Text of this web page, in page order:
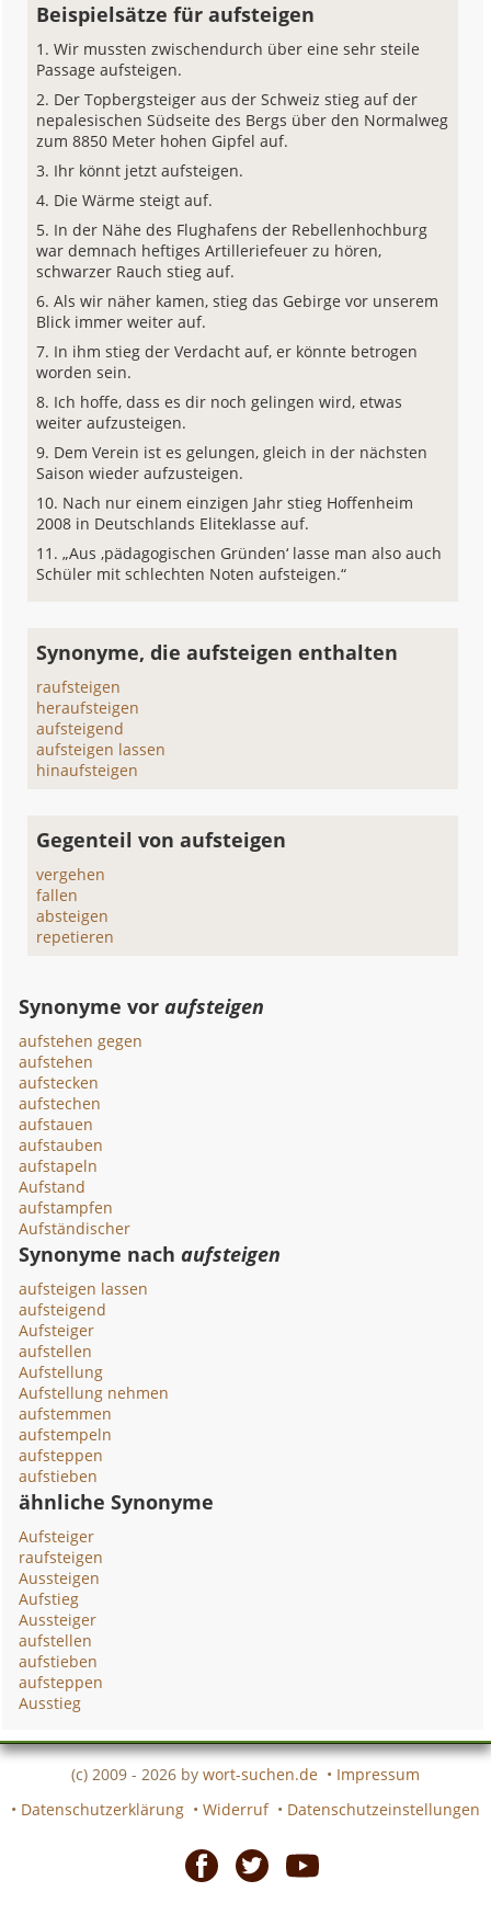
Beispielsätze für aufsteigen
Wir mussten zwischendurch über eine sehr steile
Passage aufsteigen.
Der Topbergsteiger aus der Schweiz stieg auf der
nepalesischen Südseite des Bergs über den Normalweg
zum 8850 Meter hohen Gipfel auf.
Ihr könnt jetzt aufsteigen.
Die Wärme steigt auf.
In der Nähe des Flughafens der Rebellenhochburg
war demnach heftiges Artilleriefeuer zu hören,
schwarzer Rauch stieg auf.
Als wir näher kamen, stieg das Gebirge vor unserem
Blick immer weiter auf.
In ihm stieg der Verdacht auf, er könnte betrogen
worden sein.
Ich hoffe, dass es dir noch gelingen wird, etwas
weiter aufzusteigen.
Dem Verein ist es gelungen, gleich in der nächsten
Saison wieder aufzusteigen.
Nach nur einem einzigen Jahr stieg Hoffenheim
2008 in Deutschlands Eliteklasse auf.
„Aus ‚pädagogischen Gründen‘ lasse man also auch
Schüler mit schlechten Noten aufsteigen.“
Synonyme, die aufsteigen enthalten
raufsteigen
heraufsteigen
aufsteigend
aufsteigen lassen
hinaufsteigen
Gegenteil von aufsteigen
vergehen
fallen
absteigen
repetieren
Synonyme voraufsteigen
aufstehen gegen
aufstehen
aufstecken
aufstechen
aufstauen
aufstauben
aufstapeln
Aufstand
aufstampfen
Aufständischer
Synonyme nachaufsteigen
aufsteigen lassen
aufsteigend
Aufsteiger
aufstellen
Aufstellung
Aufstellung nehmen
aufstemmen
aufstempeln
aufsteppen
aufstieben
ähnliche Synonyme
Aufsteiger
raufsteigen
Aussteigen
Aufstieg
Aussteiger
aufstellen
aufstieben
aufsteppen
Ausstieg
(c) 2009 - 2026 by wort-suchen.de • Impressum
• Datenschutzerklärung • Widerruf • Datenschutzeinstellungen